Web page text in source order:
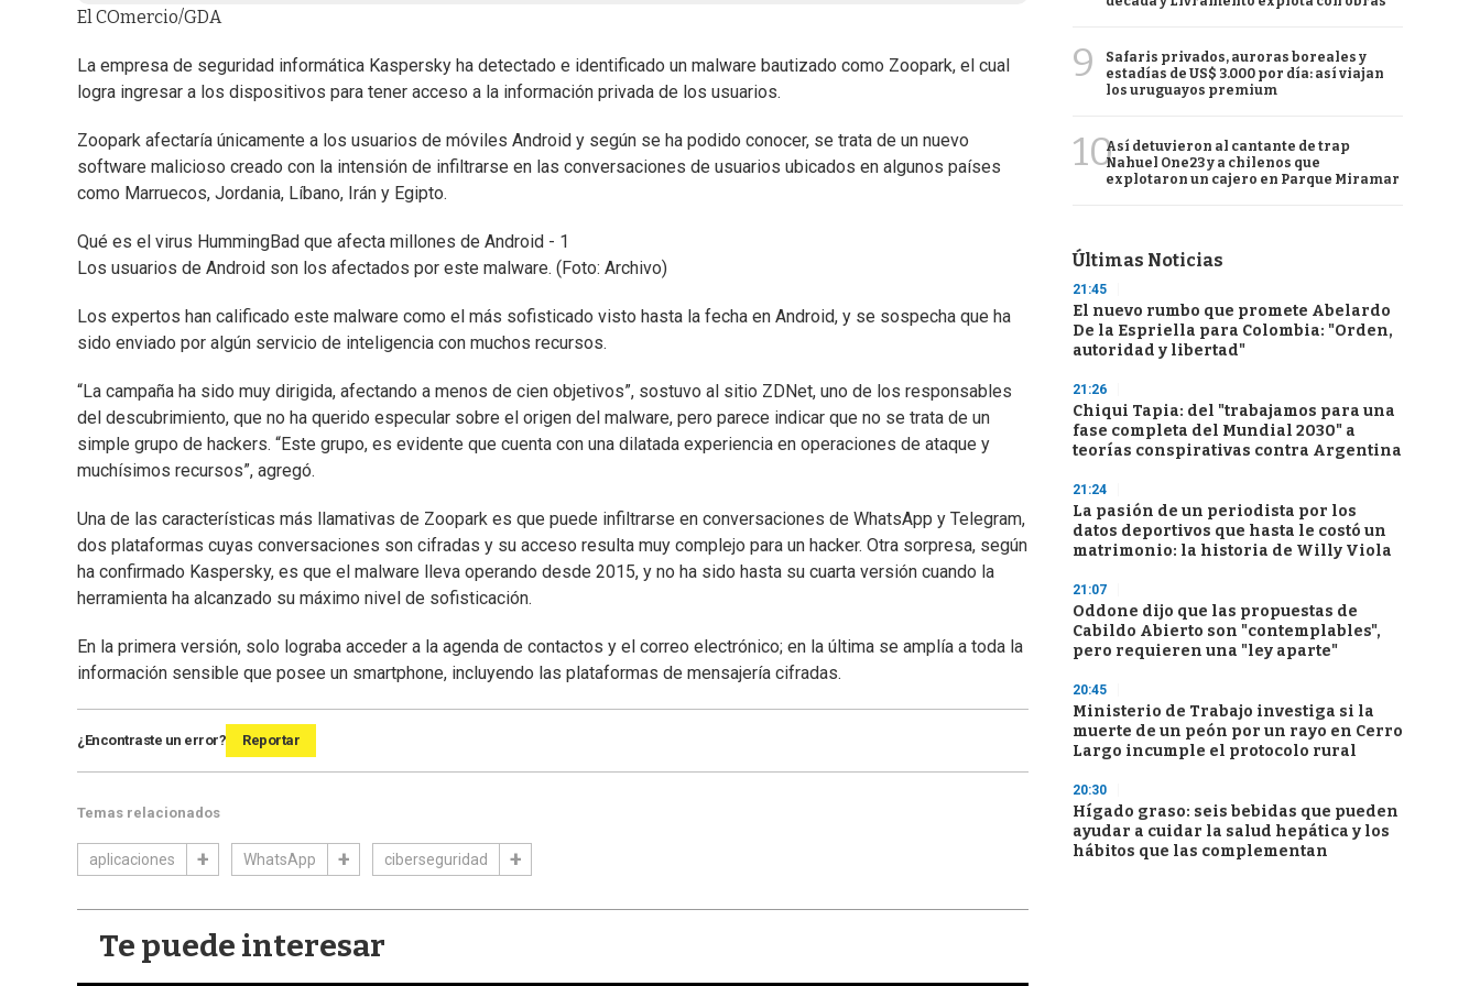
El COmercio/GDA
La empresa de seguridad informática Kaspersky ha detectado e identificado un malware bautizado como Zoopark, el cual
logra ingresar a los dispositivos para tener acceso a la información privada de los usuarios.
Zoopark afectaría únicamente a los usuarios de móviles Android y según se ha podido conocer, se trata de un nuevo
software malicioso creado con la intensión de infiltrarse en las conversaciones de usuarios ubicados en algunos países
como Marruecos, Jordania, Líbano, Irán y Egipto.
Qué es el virus HummingBad que afecta millones de Android - 1
Los usuarios de Android son los afectados por este malware. (Foto: Archivo)
Los expertos han calificado este malware como el más sofisticado visto hasta la fecha en Android, y se sospecha que ha
sido enviado por algún servicio de inteligencia con muchos recursos.
“La campaña ha sido muy dirigida, afectando a menos de cien objetivos”, sostuvo al sitio ZDNet, uno de los responsables
del descubrimiento, que no ha querido especular sobre el origen del malware, pero parece indicar que no se trata de un
simple grupo de hackers. “Este grupo, es evidente que cuenta con una dilatada experiencia en operaciones de ataque y
muchísimos recursos”, agregó.
Una de las características más llamativas de Zoopark es que puede infiltrarse en conversaciones de WhatsApp y Telegram,
dos plataformas cuyas conversaciones son cifradas y su acceso resulta muy complejo para un hacker. Otra sorpresa, según
ha confirmado Kaspersky, es que el malware lleva operando desde 2015, y no ha sido hasta su cuarta versión cuando la
herramienta ha alcanzado su máximo nivel de sofisticación.
En la primera versión, solo lograba acceder a la agenda de contactos y el correo electrónico; en la última se amplía a toda la
información sensible que posee un smartphone, incluyendo las plataformas de mensajería cifradas.
¿Encontraste un error? Reportar
Temas relacionados
aplicaciones WhatsApp ciberseguridad
Te puede interesar
9
Safaris privados, auroras boreales y
estadías de US$ 3.000 por día: así viajan
los uruguayos premium
10Así detuvieron al cantante de trap
Nahuel One23 y a chilenos que
explotaron un cajero en Parque Miramar
Últimas Noticias
21:45
El nuevo rumbo que promete Abelardo
De la Espriella para Colombia: "Orden,
autoridad y libertad"
21:26
Chiqui Tapia: del "trabajamos para una
fase completa del Mundial 2030" a
teorías conspirativas contra Argentina
21:24
La pasión de un periodista por los
datos deportivos que hasta le costó un
matrimonio: la historia de Willy Viola
21:07
Oddone dijo que las propuestas de
Cabildo Abierto son "contemplables",
pero requieren una "ley aparte"
20:45
Ministerio de Trabajo investiga si la
muerte de un peón por un rayo en Cerro
Largo incumple el protocolo rural
20:30
Hígado graso: seis bebidas que pueden
ayudar a cuidar la salud hepática y los
hábitos que las complementan